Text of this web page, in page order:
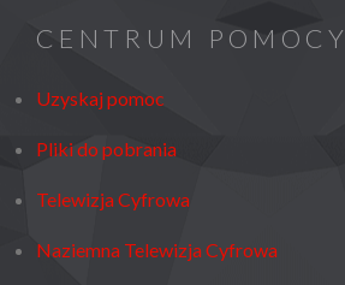
CENTRUM POMOCY
Uzyskaj pomoc
Pliki do pobrania
Telewizja Cyfrowa
Naziemna Telewizja Cyfrowa